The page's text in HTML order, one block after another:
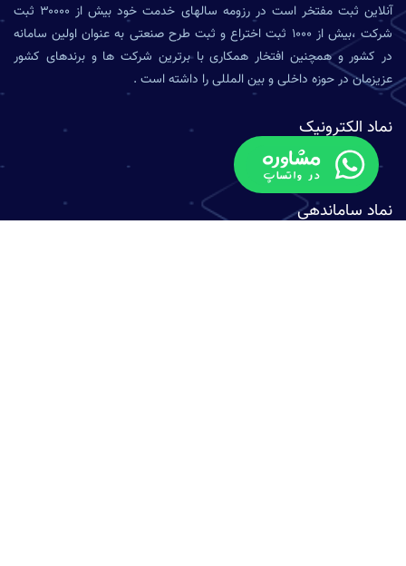
آنلاین ثبت مفتخر است در رزومه سالهای خدمت خود بیش از ۳۰۰۰۰ ثبت
شرکت ،بیش از ۱۰۰۰ ثبت اختراع و ثبت طرح صنعتی به عنوان اولین سامانه
در کشور و همچنین افتخار همکاری با برترین شرکت ها و برندهای کشور
عزیزمان در حوزه داخلی و بین المللی را داشته است .
نماد الکترونیک
نماد ساماندهی